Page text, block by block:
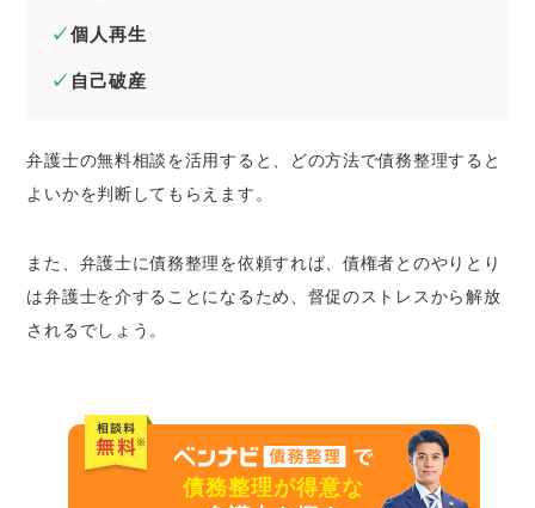
個人再生
自己破産
弁護士の無料相談を活用すると、どの方法で債務整理すると
よいかを判断してもらえます。
また、弁護士に債務整理を依頼すれば、債権者とのやりとり
は弁護士を介することになるため、督促のストレスから解放
されるでしょう。
債務整理が得意な